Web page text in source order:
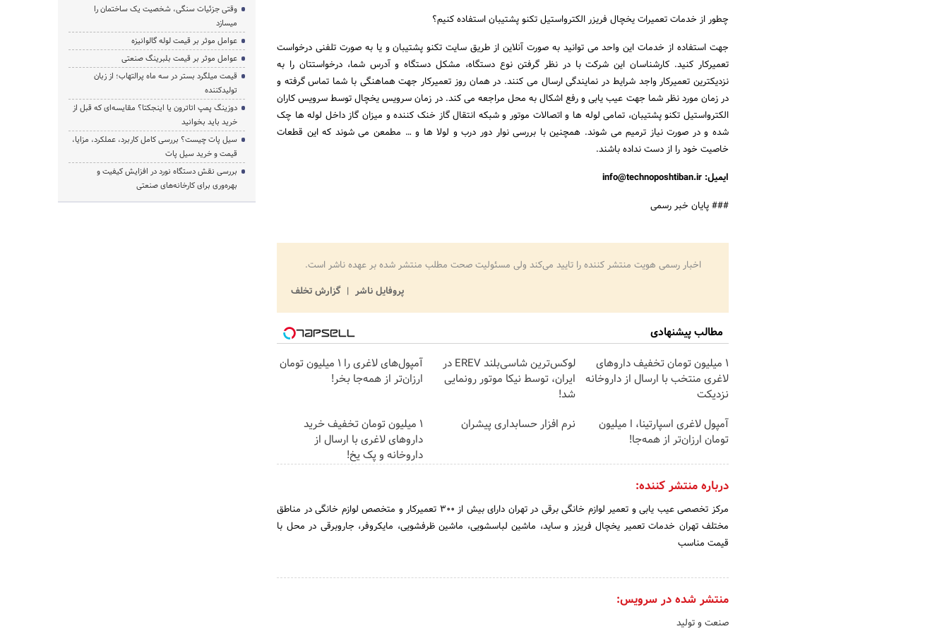
چطور از خدمات تعمیرات یخچال فریزر الکترواستیل تکنو پشتیبان استفاده کنیم؟
جهت استفاده از خدمات این واحد می توانید به صورت آنلاین از طریق سایت تکنو پشتیبان و یا به صورت تلفنی درخواست
تعمیرکار کنید. کارشناسان این شرکت با در نظر گرفتن نوع دستگاه، مشکل دستگاه و آدرس شما، درخواستتان را به
نزدیکترین تعمیرکار واجد شرایط در نمایندگی ارسال می کنند. در همان روز تعمیرکار جهت هماهنگی با شما تماس گرفته و
در زمان مورد نظر شما جهت عیب یابی و رفع اشکال به محل مراجعه می کند. در زمان سرویس یخچال توسط سرویس کاران
الکترواستیل تکنو پشتیبان، تمامی لوله ها و اتصالات موتور و شبکه انتقال گاز خنک کننده و میزان گاز داخل لوله ها چک
شده و در صورت نیاز ترمیم می شوند. همچنین با بررسی نوار دور درب و لولا ها و … مطمعن می شوند که این قطعات
خاصیت خود را از دست نداده باشند.
ایمیل: info@technoposhtiban.ir
### پایان خبر رسمی
اخبار رسمی هویت منتشر کننده را تایید می‌کند ولی مسئولیت صحت مطلب منتشر شده بر عهده ناشر است.
پروفایل ناشر
گزارش تخلف
مطالب پیشنهادی
۱ میلیون تومان تخفیف داروهای
لاغری منتخب با ارسال از داروخانه
نزدیکت
لوکس‌ترین شاسی‌بلند EREV در
ایران، توسط نیکا موتور رونمایی
شد!
آمپول‌های لاغری را ۱ میلیون تومان
ارزان‌تر از همه‌جا بخر!
آمپول لاغری اسپارتینا، ا میلیون
تومان ارزان‌تر از همه‌جا!
نرم افزار حسابداری پیشران
1 میلیون تومان تخفیف خرید
داروهای لاغری با ارسال از
داروخانه و پک یخ!
درباره منتشر کننده:
مرکز تخصصی عیب یابی و تعمیر لوازم خانگی برقی در تهران دارای بیش از 300 تعمیرکار و متخصص لوازم خانگی در مناطق
مختلف تهران خدمات تعمیر یخچال فریزر و ساید، ماشین لباسشویی، ماشین ظرفشویی، مایکروفر، جاروبرقی در محل با
قیمت مناسب
منتشر شده در سرویس:
صنعت و تولید
وقتی جزئیات سنگی، شخصیت یک ساختمان را
میسازد
عوامل موثر بر قیمت لوله گالوانیزه
عوامل موثر بر قیمت بلبرینگ صنعتی
قیمت میلگرد بستر در سه ماه پرالتهاب؛ از زبان
تولیدکننده
دوزینگ پمپ اتاترون یا اینجکتا؟ مقایسه‌ای که قبل از
خرید باید بخوانید
سیل پات چیست؟ بررسی کامل کاربرد، عملکرد، مزایا،
قیمت و خرید سیل پات
بررسی نقش دستگاه نورد در افزایش کیفیت و
بهره‌وری برای کارخانه‌های صنعتی